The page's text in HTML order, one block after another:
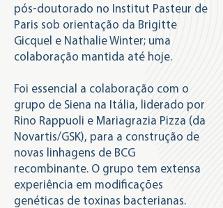
pós-doutorado no Institut Pasteur de
Paris sob orientação da Brigitte
Gicquel e Nathalie Winter; uma
colaboração mantida até hoje.
Foi essencial a colaboração com o
grupo de Siena na Itália, liderado por
Rino Rappuoli e Mariagrazia Pizza (da
Novartis/GSK), para a construção de
novas linhagens de BCG
recombinante. O grupo tem extensa
experiência em modificações
genéticas de toxinas bacterianas.